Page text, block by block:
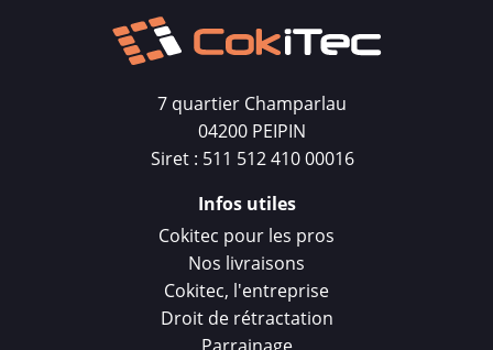
7 quartier Champarlau
04200 PEIPIN
Siret : 511 512 410 00016
Infos utiles
Cokitec pour les pros
Nos livraisons
Cokitec, l'entreprise
Droit de rétractation